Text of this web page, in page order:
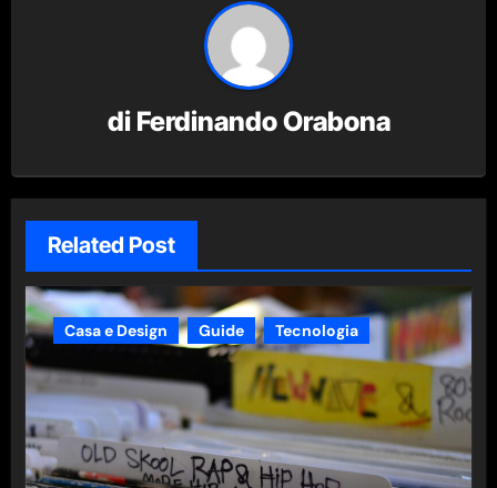
di Ferdinando Orabona
Related Post
Casa e Design Guide Tecnologia